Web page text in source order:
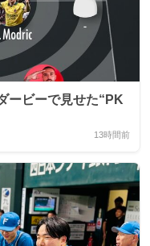
ービーで見せた“PK
13時間前